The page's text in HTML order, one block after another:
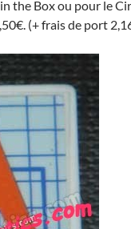
the Box ou pour le
(+ frais de port